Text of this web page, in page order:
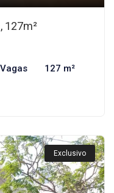
127m²
127 m²
Exclusivo